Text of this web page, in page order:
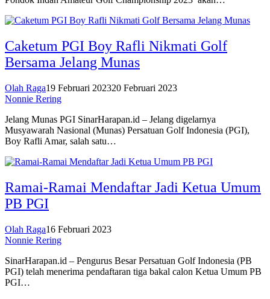
Caketum PGI Boy Rafli Nikmati Golf
Bersama Jelang Munas
Olah Raga19 Februari 202320 Februari 2023
Nonnie Rering
Jelang Munas PGI SinarHarapan.id – Jelang digelarnya
Musyawarah Nasional (Munas) Persatuan Golf Indonesia (PGI),
Boy Rafli Amar, salah satu…
Ramai-Ramai Mendaftar Jadi Ketua Umum
PB PGI
Olah Raga16 Februari 2023
Nonnie Rering
SinarHarapan.id – Pengurus Besar Persatuan Golf Indonesia (PB
PGI) telah menerima pendaftaran tiga bakal calon Ketua Umum PB
PGI…